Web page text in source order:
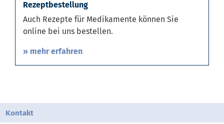
Rezeptbestellung
Auch Rezepte für Medikamente können Sie
online bei uns bestellen.
» mehr erfahren
Kontakt